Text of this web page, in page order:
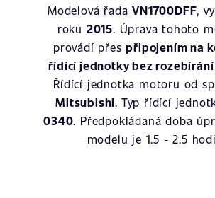
Modelová řadaVN1700DFF,
roku 2015. Úprava tohoto
provádí přespřipojením na
řídící jednotky bez
Řídící jednotka motoru od
Mitsubishi. Typ řídící
0340. Předpokládaná doba
modelu je 1.5 - 2.5